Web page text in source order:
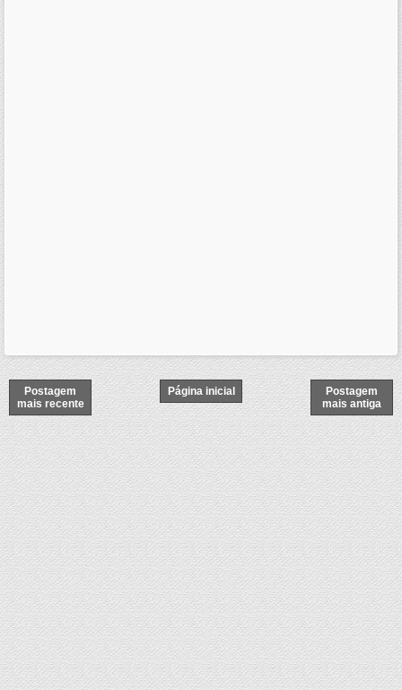
Postagem
mais recente
Postagem
mais antiga
Página inicial